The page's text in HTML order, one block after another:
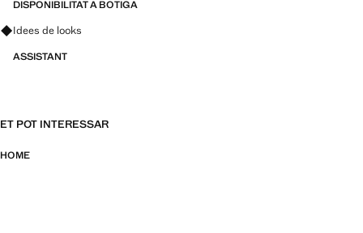
DISPONIBILITAT A BOTIGA
Pregunta per looks, peces i tendències
Idees de looks
ASSISTANT
ET POT INTERESSAR
HOME